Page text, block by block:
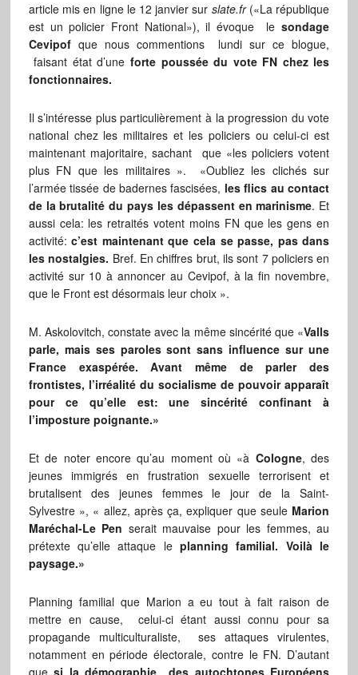
article mis en ligne le 12 janvier sur slate.fr(«La république
est un policier Front National»), il évoque le sondage
Cevipofque nous commentions lundi sur ce blogue,
faisant état d’une forte poussée du vote FN chez les
fonctionnaires.
Il s’intéresse plus particulièrement à la progression du vote
national chez les militaires et les policiers ou celui-ci est
maintenant majoritaire, sachant que «les policiers votent
plus FN que les militaires ». «Oubliez les clichés sur
l’armée tissée de badernes fascisées, les flics au contact
de la brutalité du pays les dépassent en marinisme. Et
aussi cela: les retraités votent moins FN que les gens en
activité:c’est maintenant que cela se passe, pas dans
les nostalgies. Bref. En chiffres brut, ils sont 7 policiers en
activité sur 10 à annoncer au Cevipof, à la fin novembre,
que le Front est désormais leur choix ».
M. Askolovitch, constate avec la même sincérité que «Valls
parle, mais ses paroles sont sans influence sur une
France exaspérée. Avant même de parler des
frontistes, l’irréalité du socialisme de pouvoir apparaît
pour ce qu’elle est: une sincérité confinant à
l’imposture poignante.»
Et de noter encore qu’au moment où «à Cologne, des
jeunes immigrés en frustration sexuelle terrorisent et
brutalisent des jeunes femmes le jour de la Saint-
Sylvestre », « allez, après ça, expliquer que seule Marion
Maréchal-Le Pen serait mauvaise pour les femmes, au
prétexte qu’elle attaque leplanning familial. Voilà le
paysage.»
Planning familial que Marion a eu tout à fait raison de
mettre en cause, celui-ci étant aussi connu pour sa
propagande multiculturaliste, ses attaques virulentes,
notamment en période électorale, contre le FN. D’autant
quesi la démographie des autochtones Européens